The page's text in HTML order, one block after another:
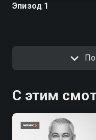
Эпизод 1
С этим